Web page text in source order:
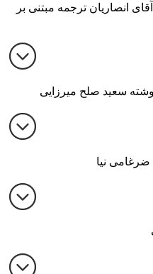
انصاریان ترجمه مبتنی بر
سعید صلح میرزایی
ضرغامی نیا